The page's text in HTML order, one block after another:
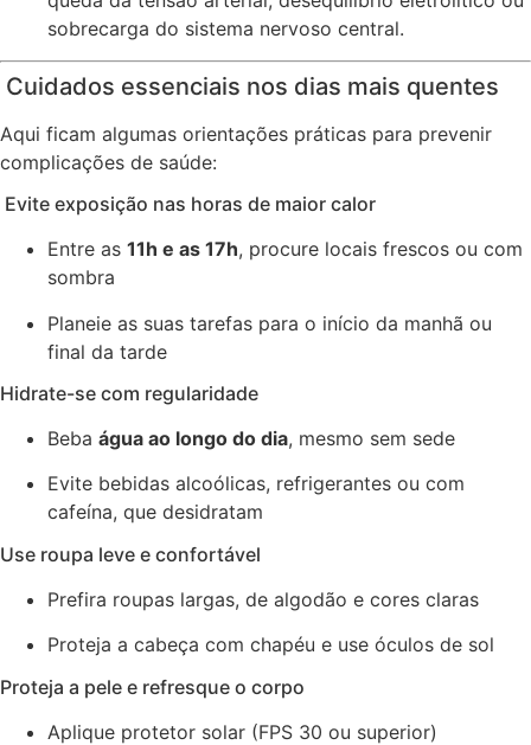
sobrecarga do sistema nervoso central.
️ Cuidados essenciais nos dias mais quentes
Aqui ficam algumas orientações práticas para prevenir
complicações de saúde:
️ Evite exposição nas horas de maior calor
Entre as 11h e as 17h, procure locais frescos ou com
sombra
Planeie as suas tarefas para o início da manhã ou
final da tarde
Hidrate-se com regularidade
Beba água ao longo do dia, mesmo sem sede
Evite bebidas alcoólicas, refrigerantes ou com
cafeína, que desidratam
Use roupa leve e confortável
Prefira roupas largas, de algodão e cores claras
Proteja a cabeça com chapéu e use óculos de sol
Proteja a pele e refresque o corpo
Aplique protetor solar (FPS 30 ou superior)